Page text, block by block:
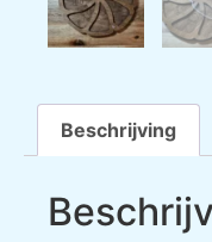
Beschrijving